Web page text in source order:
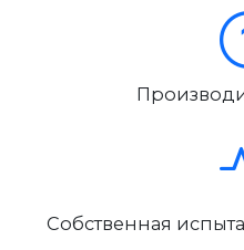
Собственная